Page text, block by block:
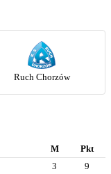
Ruch Chorzów
M
Pkt
3
9